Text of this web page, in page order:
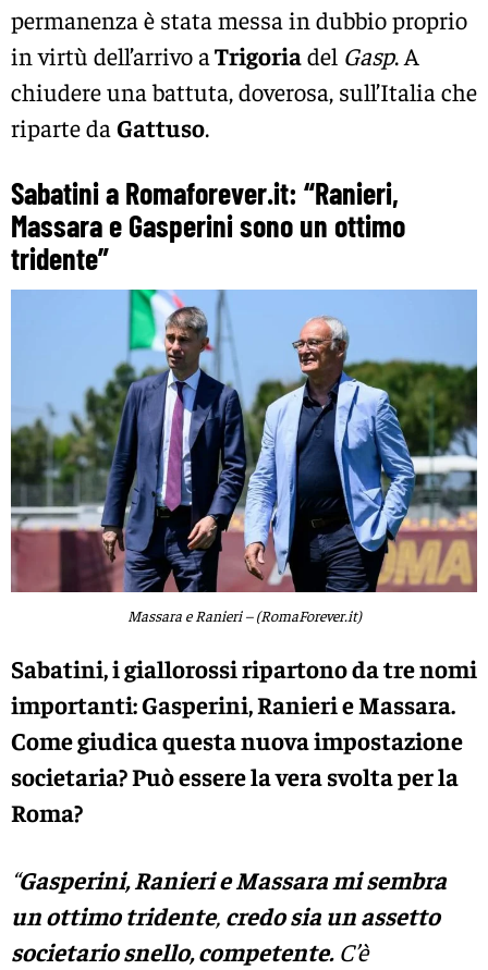
permanenza è stata messa in dubbio proprio
in virtù dell’arrivo aTrigoriadel Gasp. A
chiudere una battuta, doverosa, sull’Italia che
riparte da Gattuso.
Sabatini a Romaforever.it: “Ranieri,
Massara e Gasperini sono un ottimo
tridente”
Massara e Ranieri – (RomaForever.it)
Sabatini, i giallorossi ripartono da tre nomi
importanti: Gasperini, Ranieri e Massara.
Come giudica questa nuova impostazione
societaria? Può essere la vera svolta per la
Roma?
“Gasperini, Ranieri e Massara mi sembra
un ottimo tridente, credo sia un assetto
societario snello, competente.C’è